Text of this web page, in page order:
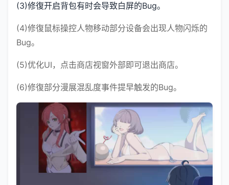
(3)修復开启背包有时会导致白屏的Bug。
(4)修復鼠标操控人物移动部分设备会出现人物闪烁的
Bug。
(5)优化UI，点击商店视窗外部即可退出商店。
(6)修復部分漫展混乱度事件提早触发的Bug。